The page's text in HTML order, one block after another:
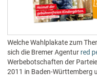
Welche Wahlplakate zum
sich die Bremer Agentur red
Werbebotschaften der
2011 in Baden-Württemberg